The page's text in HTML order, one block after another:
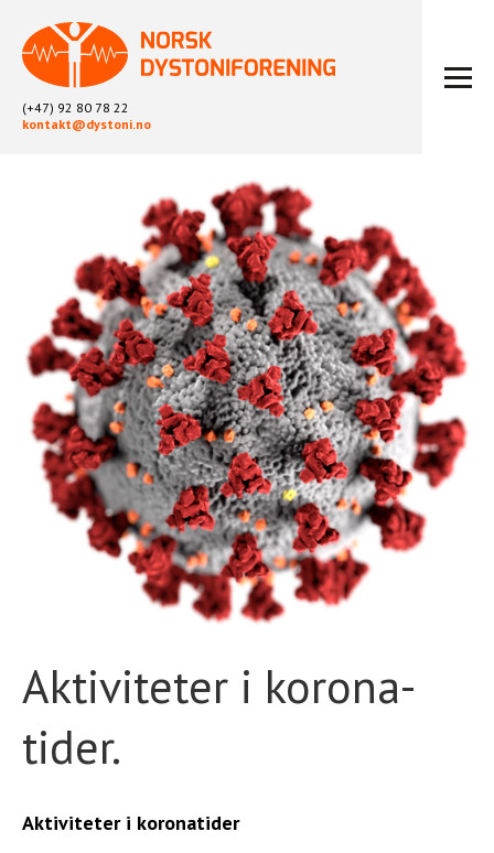
(+47) 92 80 78 22
kontakt@dystoni.no
LOKALLAG
LIKEPERSONARBEID
OM OSS
BLI MEDLEM
KONTAKT
KALENDER
ARKIV
FYSIOTERAPI
STØTT VÅRT ARBEID
Aktiviteter i korona-
tider.
Aktiviteter i koronatider